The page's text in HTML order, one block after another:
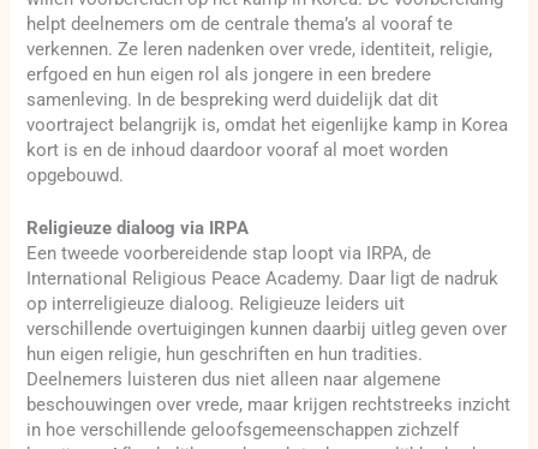
helpt deelnemers om de centrale thema’s al vooraf te
verkennen. Ze leren nadenken over vrede, identiteit, religie,
erfgoed en hun eigen rol als jongere in een bredere
samenleving. In de bespreking werd duidelijk dat dit
voortraject belangrijk is, omdat het eigenlijke kamp in Korea
kort is en de inhoud daardoor vooraf al moet worden
opgebouwd.
Religieuze dialoog via IRPA
Een tweede voorbereidende stap loopt via IRPA, de
International Religious Peace Academy. Daar ligt de nadruk
op interreligieuze dialoog. Religieuze leiders uit
verschillende overtuigingen kunnen daarbij uitleg geven over
hun eigen religie, hun geschriften en hun tradities.
Deelnemers luisteren dus niet alleen naar algemene
beschouwingen over vrede, maar krijgen rechtstreeks inzicht
in hoe verschillende geloofsgemeenschappen zichzelf